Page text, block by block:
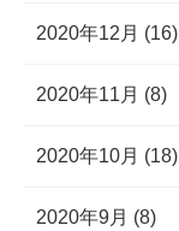
2020年12月 (16)
2020年11月 (8)
2020年10月 (18)
2020年9月 (8)